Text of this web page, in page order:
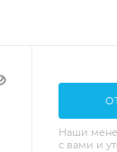
Наши
с вами и